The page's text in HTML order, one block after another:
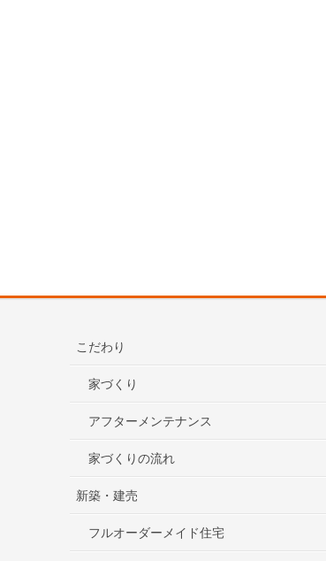
こだわり
家づくり
アフターメンテナンス
家づくりの流れ
新築・建売
フルオーダーメイド住宅